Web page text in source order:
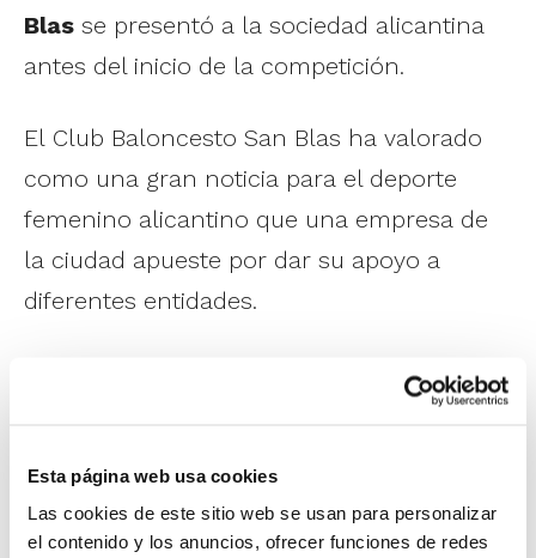
Esta página web usa cookies
Las cookies de este sitio web se usan para personalizar
el contenido y los anuncios, ofrecer funciones de redes
Blas se presentó a la sociedad alicantina
antes del inicio de la competición.
El Club Baloncesto San Blas ha valorado
como una gran noticia para el deporte
femenino alicantino que una empresa de
la ciudad apueste por dar su apoyo a
diferentes entidades.
Así, el Club Baloncesto San Blas junto a el
equipo de Voley-Playa femenino de la
Femenino y también el Agustinos
Balonmano Femenino tienen la